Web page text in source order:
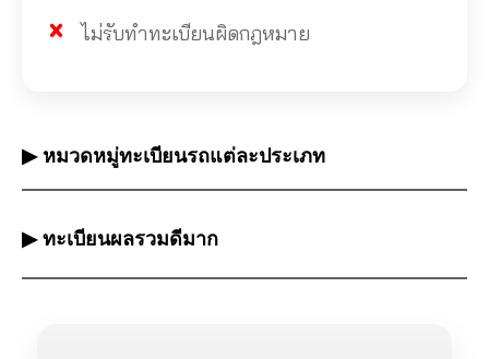
ไม่รับทำทะเบียนผิดกฎหมาย
▶ หมวดหมู่ทะเบียนรถแต่ละประเภท
▶ ทะเบียนผลรวมดีมาก